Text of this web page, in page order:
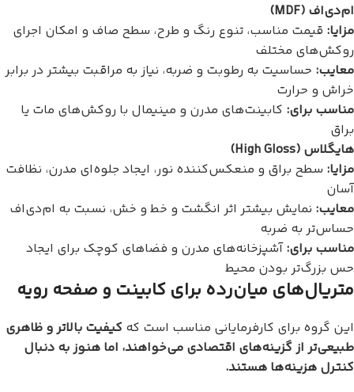
ام‌دی‌اف (MDF)
مزایا: قیمت مناسب، تنوع رنگ و طرح، سطح صاف و امکان اجرای
روکش‌های مختلف
معایب: حساسیت به رطوبت و ضربه، نیاز به مراقبت بیشتر در برابر
خراش و حرارت
مناسب برای: کابینت‌های مدرن و مینیمال با روکش‌های مات یا
براق
هایگلاس (High Gloss)
مزایا: سطح براق و منعکس‌کننده نور، ایجاد جلوه‌ای مدرن، نظافت
آسان
معایب: نمایش بیشتر اثر انگشت و خط و خش، نسبت به ام‌دی‌اف
حساس‌تر به ضربه
مناسب برای:آشپزخانه‌های مدرن و فضاهای کوچک برای ایجاد
حس بزرگ‌تر بودن محیط
متریال‌های میان‌رده برای کابینت و صفحه رویه
این گروه برای کارفرمایانی مناسب است که کیفیت بالاتر و ظاهری
طبیعی‌تر از گزینه‌های اقتصادی می‌خواهند، اما هنوز به دنبال
کنترل هزینه‌ها هستند.